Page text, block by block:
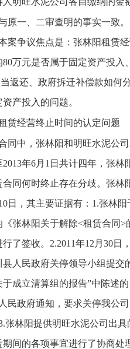
原一、二审查明的事实一致。
案争议焦点是：张林阳租赁
万元是否属于固定资产投入
返还、政府拆迁补偿款如何
产投入的问题。
赁经营终止时间的认定问题
同中，张林阳和明旺水泥公
2013年6月1日共计四年，张林
同何时终止存在分歧。张林
日，其主要证据有：1.张林阳
张林阳关于解除<租赁合同>
了签收。2.2011年12月30日
人民政府关停领导小组提交
成立清算组的报告”中陈述
民政府通知，要求关停我公
张林阳提供明旺水泥公司出
间的各项事宜进行了协商处